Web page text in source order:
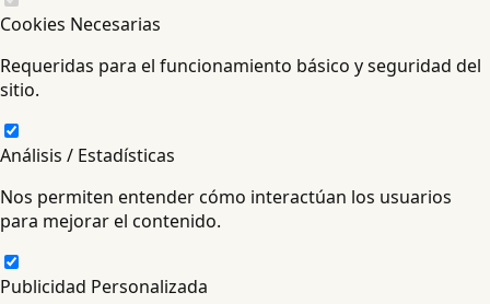
Cookies Necesarias
Requeridas para el funcionamiento básico y seguridad del
sitio.
Análisis / Estadísticas
Nos permiten entender cómo interactúan los usuarios
para mejorar el contenido.
Publicidad Personalizada